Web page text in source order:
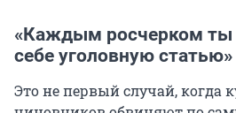
«Каждым росчерком
себе уголовную статью»
Это не первый случай, когда